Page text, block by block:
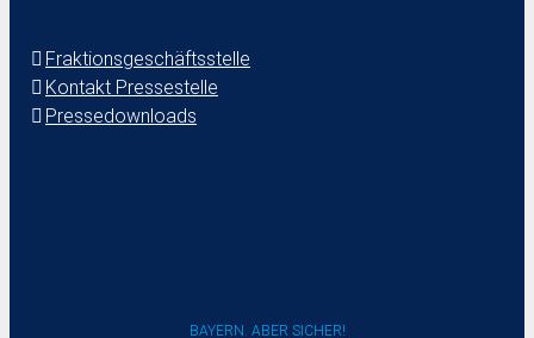
Fraktionsgeschäftsstelle
Kontakt Pressestelle
Pressedownloads
BAYERN. ABER SICHER!